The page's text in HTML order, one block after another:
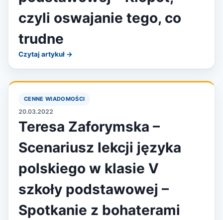
czyli oswajanie tego, co
trudne
Czytaj artykuł →
CENNE WIADOMOŚCI
20.03.2022
Teresa Zaforymska –
Scenariusz lekcji języka
polskiego w klasie V
szkoły podstawowej –
Spotkanie z bohaterami